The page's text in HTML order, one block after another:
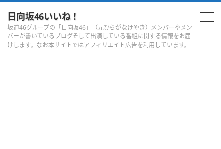
日向坂46いいね！
坂道46グループの「日向坂46」（元ひらがなけやき）メンバーやメン
バーが書いているブログそして出演している番組に関する情報をお届
けします。なお本サイトではアフィリエイト広告を利用しています。